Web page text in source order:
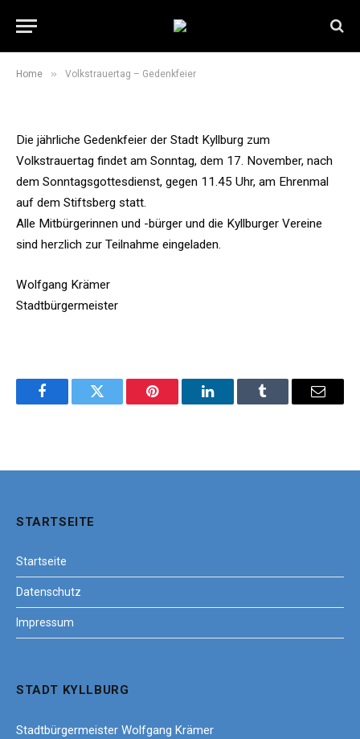
Home » Volkstrauertag – Gedenkfeier
Volkstrauertag – Gedenkfeier
Die jährliche Gedenkfeier der Stadt Kyllburg zum
Volkstrauertag findet am Sonntag, dem 17. November, nach
dem Sonntagsgottesdienst, gegen 11.45 Uhr, am Ehrenmal
auf dem Stiftsberg statt.
Alle Mitbürgerinnen und -bürger und die Kyllburger Vereine
sind herzlich zur Teilnahme eingeladen.
Wolfgang Krämer
Stadtbürgermeister
FacebookTwitter Pinterest LinkedInTumblr Email
STARTSEITE
Startseite
Datenschutz
Impressum
STADT KYLLBURG
Stadtbürgermeister Wolfgang Krämer